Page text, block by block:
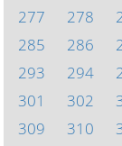
277
278
285
286
293
294
301
302
309
310